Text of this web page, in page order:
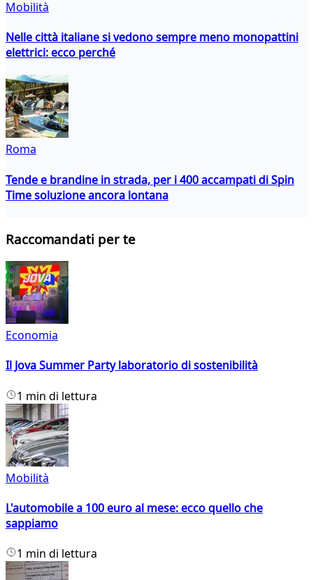
Mobilità
Nelle città italiane si vedono sempre meno monopattini
elettrici: ecco perché
Roma
Tende e brandine in strada, per i 400 accampati di Spin
Time soluzione ancora lontana
Raccomandati per te
Economia
Il Jova Summer Party laboratorio di sostenibilità
1 min di lettura
Mobilità
L'automobile a 100 euro al mese: ecco quello che
sappiamo
1 min di lettura